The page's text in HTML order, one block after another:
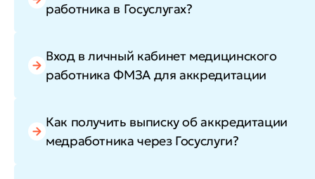
работника в Госуслугах?
Вход в личный кабинет медицинского
работника ФМЗА для аккредитации
Как получить выписку об аккредитации
медработника через Госуслуги?